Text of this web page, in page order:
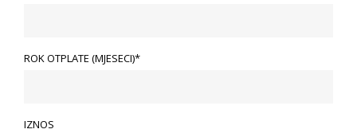
ROK OTPLATE (MJESECI)*
IZNOS